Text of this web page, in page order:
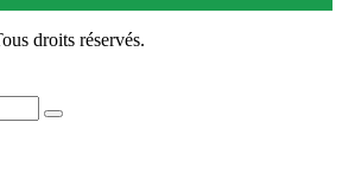
droits réservés.